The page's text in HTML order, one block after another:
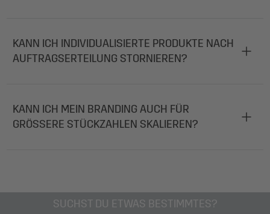
KANN ICH INDIVIDUALISIERTE PRODUKTE NACH
AUFTRAGSERTEILUNG STORNIEREN?
KANN ICH MEIN BRANDING AUCH FÜR
GRÖSSERE STÜCKZAHLEN SKALIEREN?
SUCHST DU ETWAS BESTIMMTES?